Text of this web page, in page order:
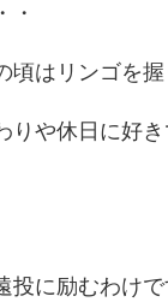
・
頃はリンゴを
りや休日に好
投に励むわけで